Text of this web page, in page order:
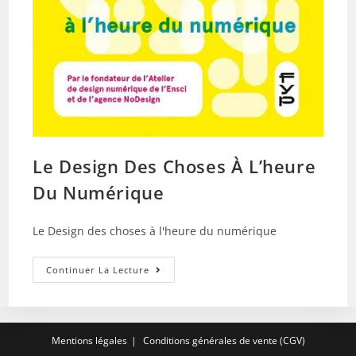
Le Design Des Choses À L’heure
Du Numérique
Le Design des choses à l'heure du numérique
Continuer La Lecture Le
Design
Choses
L’heure
Du
Numérique
Mentions légales Conditions générales de vente (CGV)